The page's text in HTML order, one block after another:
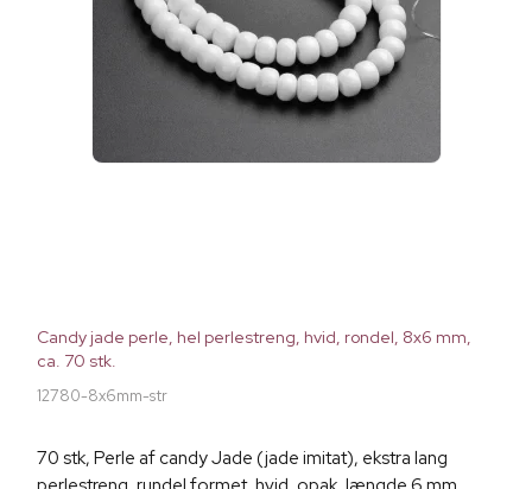
Candy jade perle, hel perlestreng, hvid, rondel, 8x6 mm,
ca. 70 stk.
12780-8x6mm-str
70 stk, Perle af candy Jade (jade imitat), ekstra lang